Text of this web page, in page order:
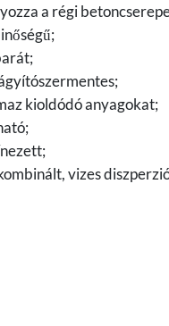
a régi
kioldódó anyagokat;
vizes